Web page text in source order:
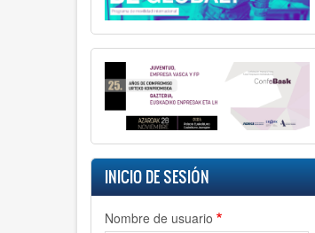
INICIO DE SESIÓN
Nombre de usuario